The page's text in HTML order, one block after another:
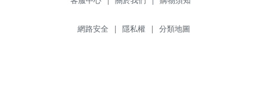
網路安全 | 隱私權 | 分類地圖